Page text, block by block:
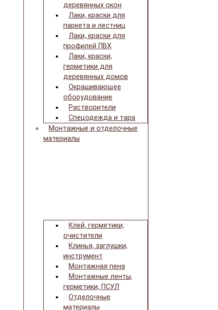
деревянных окон
Лаки, краски для
паркета и лестниц
Лаки, краски для
профилей ПВХ
Лаки, краски,
герметики для
деревянных домов
Окрашивающее
оборудование
Растворители
Спецодежда и тара
Монтажные и отделочные
материалы
Клей, герметики,
очистители
Клинья, заглушки,
инструмент
Монтажная пена
Монтажные ленты,
герметики, ПСУЛ
Отделочные
материалы